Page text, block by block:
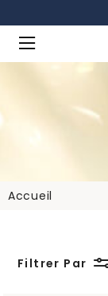
Accueil
Filtrer Par
Ajouté à